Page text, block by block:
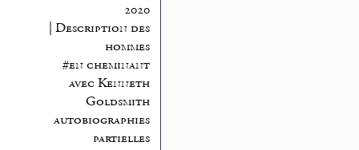
2020
| Description des
hommes
#en cheminant
avec Kenneth
Goldsmith
autobiographies
partielles